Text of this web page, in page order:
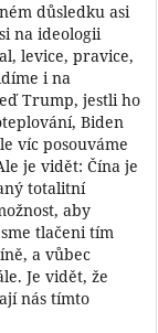
důsledku asi
na ideologii
levice, pravice,
i na
Trump, jestli ho
Biden
víc posouváme
je vidět: Čína je
totalitní
aby
tlačeni tím
a vůbec
Je vidět, že
nás tímto